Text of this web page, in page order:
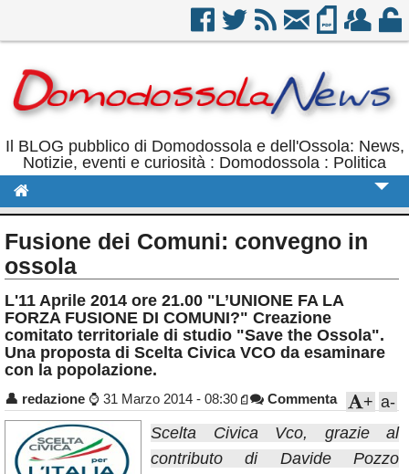
Il BLOG pubblico di Domodossola e dell'Ossola: News,
Notizie, eventi e curiosità : Domodossola : Politica
Politica
Sport
Eventi
Rubriche
Calendario
Annunci
Fusione dei Comuni: convegno in
ossola
L'11 Aprile 2014 ore 21.00 "L’UNIONE FA LA
FORZA FUSIONE DI COMUNI?" Creazione
comitato territoriale di studio "Save the Ossola".
Una proposta di Scelta Civica VCO da esaminare
con la popolazione.
👤 redazione ⌚ 31 Marzo 2014 - 08:30 Commenta a-
+
Scelta Civica Vco, grazie al
contributo di Davide Pozzo